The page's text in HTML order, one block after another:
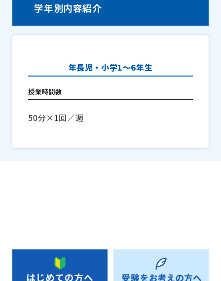
学年別内容紹介
年長児・小学1〜6年生
授業時間数
50分×1回／週